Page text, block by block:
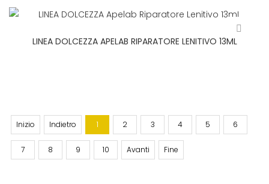
LINEA DOLCEZZA APELAB RIPARATORE LENITIVO 13ML
Inizio Indietro 1 2 3 4 5 6
7 8 9 10 Avanti Fine